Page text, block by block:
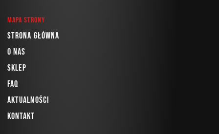
Mapa strony
Strona główna
O nas
Sklep
FAQ
Aktualności
Kontakt